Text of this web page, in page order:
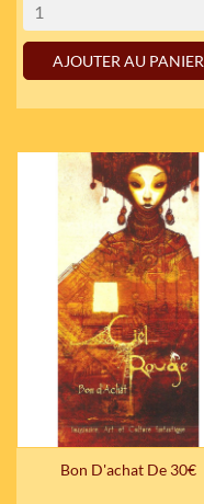
AJOUTER AU PANIER
Bon D'achat De 30€